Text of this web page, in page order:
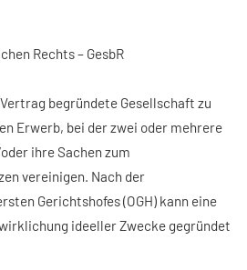
Rechts – GesbR
begründete Gesellschaft zu
Erwerb, bei der zwei oder mehrere
ihre Sachen zum
vereinigen. Nach der
Gerichtshofes (OGH) kann eine
ideeller Zwecke gegründet